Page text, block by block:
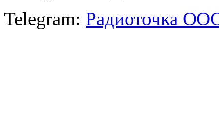
Telegram: Радиоточка